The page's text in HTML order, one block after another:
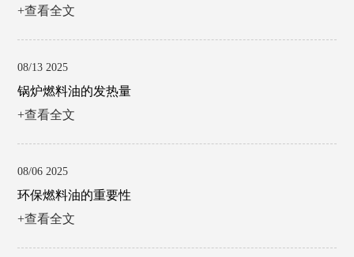
+查看全文
08/13 2025
锅炉燃料油的发热量
+查看全文
08/06 2025
环保燃料油的重要性
+查看全文